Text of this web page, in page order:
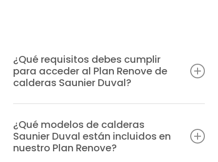
¿Qué requisitos debes cumplir
para acceder al Plan Renove de
calderas Saunier Duval?
antigua, independientemente de la marca
por un modelo Saunier Duval moderno.
También está disponible para nuevas
¿Qué modelos de calderas
Saunier Duval están incluidos en
nuestro Plan Renove?